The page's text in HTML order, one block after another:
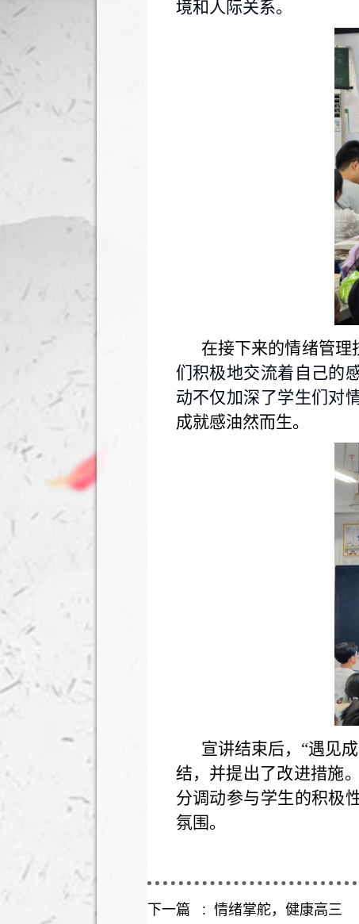
境和人际关系。
在接下来的情绪管理
们积极地交流着自己的
动不仅加深了学生们对
成就感油然而生。
宣讲结束后， “遇见
结，并提出了改进措施
分调动参与学生的积极
氛围。
下一篇 : 情绪掌舵，健康高三